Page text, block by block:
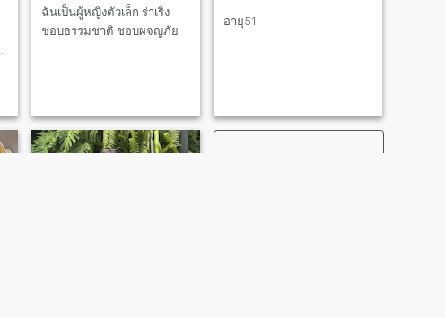
ฉันเป็นผู้หญิงตัวเล็ก ร่าเริง
ชอบธรรมชาติ ชอบผจญภัย
อายุ51